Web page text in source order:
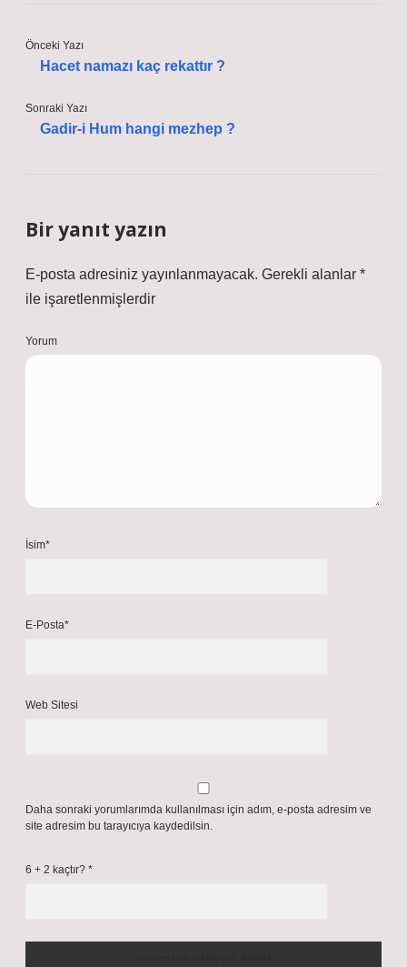
Önceki Yazı
Hacet namazı kaç rekattır ?
Sonraki Yazı
Gadir-i Hum hangi mezhep ?
Bir yanıt yazın
E-posta adresiniz yayınlanmayacak. Gerekli alanlar *
ile işaretlenmişlerdir
Yorum
İsim*
E-Posta*
Web Sitesi
Daha sonraki yorumlarımda kullanılması için adım, e-posta adresim ve
site adresim bu tarayıcıya kaydedilsin.
6 + 2 kaçtır? *